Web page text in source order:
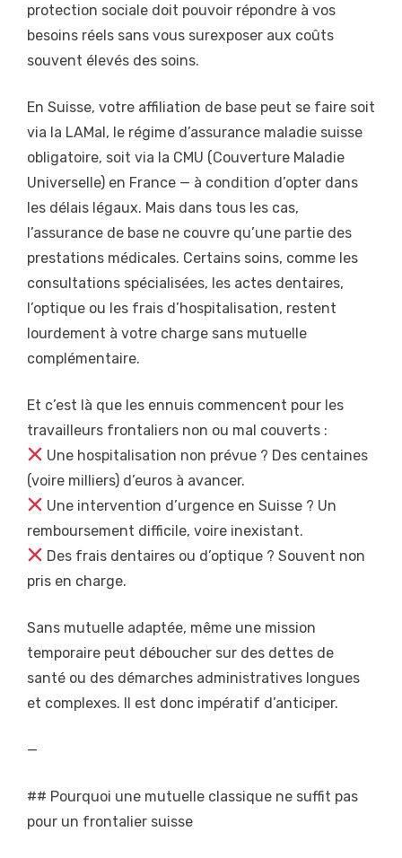
protection sociale doit pouvoir répondre à vos
besoins réels sans vous surexposer aux coûts
souvent élevés des soins.
En Suisse, votre affiliation de base peut se faire soit
via la LAMal, le régime d’assurance maladie suisse
obligatoire, soit via la CMU (Couverture Maladie
Universelle) en France — à condition d’opter dans
les délais légaux. Mais dans tous les cas,
l’assurance de base ne couvre qu’une partie des
prestations médicales. Certains soins, comme les
consultations spécialisées, les actes dentaires,
l’optique ou les frais d’hospitalisation, restent
lourdement à votre charge sans mutuelle
complémentaire.
Et c’est là que les ennuis commencent pour les
travailleurs frontaliers non ou mal couverts :
Une hospitalisation non prévue ? Des centaines
(voire milliers) d’euros à avancer.
Une intervention d’urgence en Suisse ? Un
remboursement difficile, voire inexistant.
Des frais dentaires ou d’optique ? Souvent non
pris en charge.
Sans mutuelle adaptée, même une mission
temporaire peut déboucher sur des dettes de
santé ou des démarches administratives longues
et complexes. Il est donc impératif d’anticiper.
—
## Pourquoi une mutuelle classique ne suffit pas
pour un frontalier suisse